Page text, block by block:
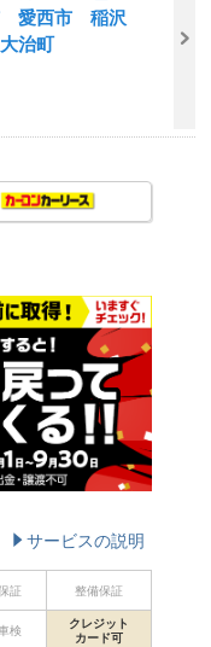
愛西市 稲沢
治町
サービスの説明
証 整備保証
検
クレジット
カード可